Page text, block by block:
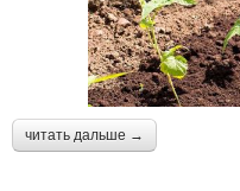
читать дальше →